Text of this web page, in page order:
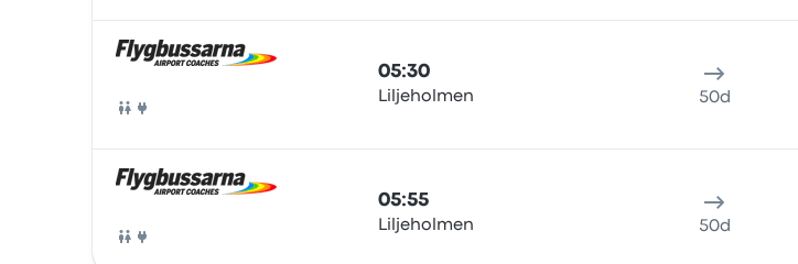
Otobüs
05:30
Liljeholmen 50d
Otobüs
05:55
Liljeholmen 50d